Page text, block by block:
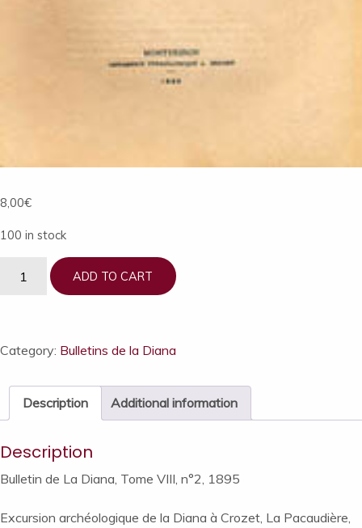
8,00€
100 in stock
Tome
n°2,
1895
ADD TO CART
Category: Bulletins de la Diana
Description Additional information
Description
Bulletin de La Diana, Tome VIII, n°2, 1895
Excursion archéologique de la Diana à Crozet, La Pacaudière,